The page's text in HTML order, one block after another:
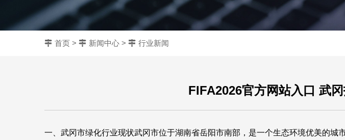
首页 > 新闻中心 > 行业新闻
FIFA2026官方网站入口 武
一、武冈市绿化行业现状武冈市位于湖南省岳阳市南部，是一个生态环境优美的